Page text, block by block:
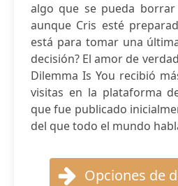
algo que se pueda borrar
aunque Cris esté
está para tomar una
decisión? El amor de
Dilemma Is You recibió
visitas en la plataforma
que fue publicado
del que todo el mundo
Opciones de